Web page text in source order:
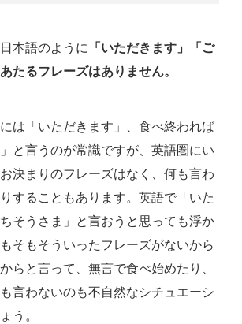
本語のように 「いただきます」「ご
たるフレーズはありません。
は「いただきます」、食べ終われば
」と言うのが常識ですが、英語圏にい
決まりのフレーズはなく、何も言わ
することもあります。英語で「いた
そうさま」と言おうと思っても浮か
そもそういったフレーズがないから
らと言って、無言で食べ始めたり、
言わないのも不自然なシチュエーシ
う。